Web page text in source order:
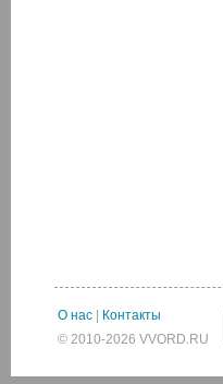
О нас
Контакты
© 2010-2026 VVORD.RU